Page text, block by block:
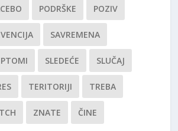
PODRŠKE POZIV
SAVREMENA
SLEDEĆE SLUČAJ
TERITORIJI TREBA
ZNATE ČINE